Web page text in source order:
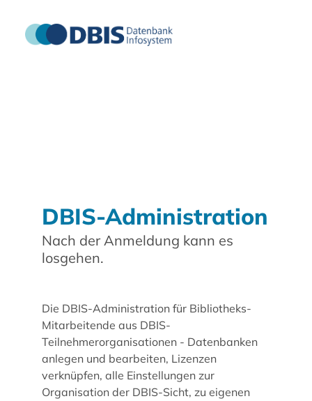
DBIS-Administration
Nach der Anmeldung kann es
losgehen.
Die DBIS-Administration für Bibliotheks-
Mitarbeitende aus DBIS-
Teilnehmerorganisationen - Datenbanken
anlegen und bearbeiten, Lizenzen
verknüpfen, alle Einstellungen zur
Organisation der DBIS-Sicht, zu eigenen